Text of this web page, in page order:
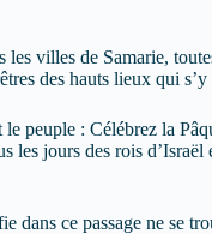
les villes de Samarie,
des hauts lieux qui
peuple : Célébrez la
les jours des rois
dans ce passage ne se